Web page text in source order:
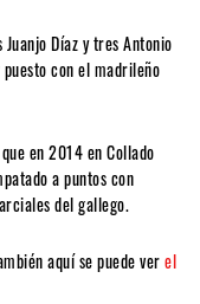
Díaz y tres Antonio
con el madrileño
en 2014 en Collado
a puntos con
del gallego.
aquí se puede verel